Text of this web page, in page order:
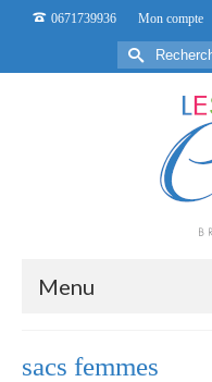
0671739936 Mon compte
Rechercher :
Menu
sacs femmes